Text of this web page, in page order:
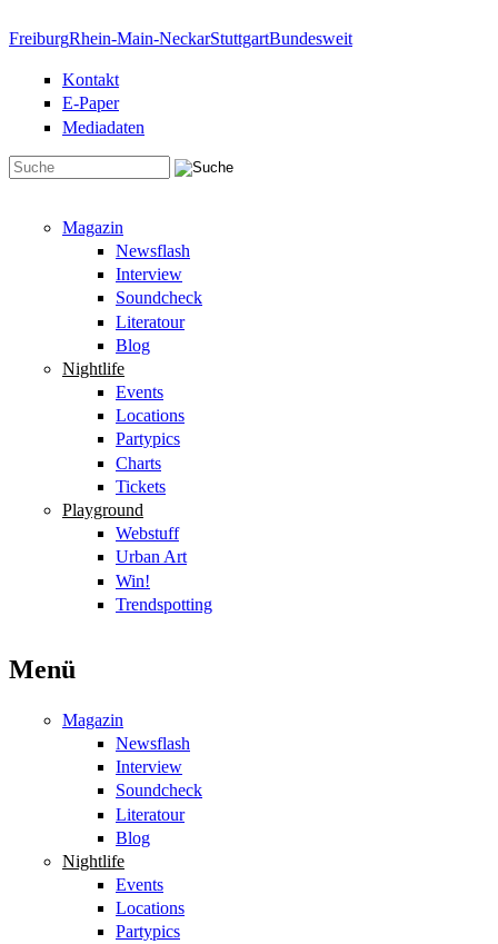
FreiburgRhein-Main-NeckarStuttgartBundesweit
Kontakt
E-Paper
Mediadaten
Magazin
Newsflash
Interview
Soundcheck
Literatour
Blog
Nightlife
Events
Locations
Partypics
Charts
Tickets
Playground
Webstuff
Urban Art
Win!
Trendspotting
Menü
Magazin
Newsflash
Interview
Soundcheck
Literatour
Blog
Nightlife
Events
Locations
Partypics